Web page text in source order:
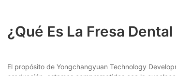
¿Qué Es La Fresa
El propósito de Yongchangyuan Technology